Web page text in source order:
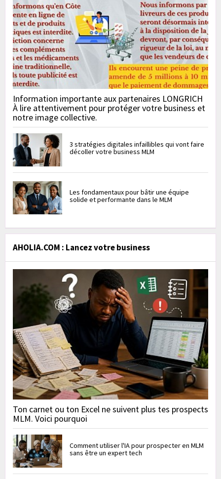
Information importante aux partenaires LONGRICH
À lire attentivement pour protéger votre business et
notre image collective.
3 stratégies digitales infaillibles qui vont faire
décoller votre business MLM
Les fondamentaux pour bâtir une équipe
solide et performante dans le MLM
AHOLIA.COM : Lancez votre business
Ton carnet ou ton Excel ne suivent plus tes prospects
MLM. Voici pourquoi
Comment utiliser l'IA pour prospecter en MLM
sans être un expert tech